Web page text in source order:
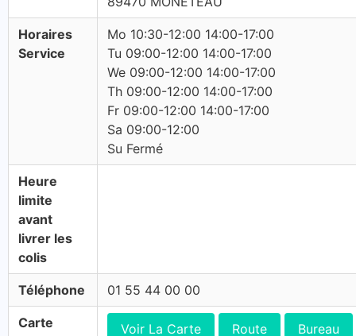
Horaires
Service
Mo 10:30-12:00 14:00-17:00
Tu 09:00-12:00 14:00-17:00
We 09:00-12:00 14:00-17:00
Th 09:00-12:00 14:00-17:00
Fr 09:00-12:00 14:00-17:00
Sa 09:00-12:00
Su Fermé
Heure
limite
avant
livrer les
colis
Téléphone 01 55 44 00 00
Carte Voir La Carte Route Bureau